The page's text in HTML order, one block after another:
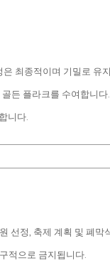
최종적이며 기밀로 유
든 플라크를 수여합니
니다.
선정, 축제 계획 및 폐막
적으로 금지됩니다.